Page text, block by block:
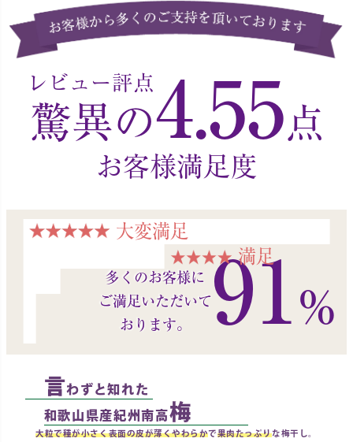
レビュー評点
驚異の4.55 点
お客様満足度
多くのお客様に
ご満足いただいて
おります。
91 %
大変満足
満足
言わずと知れた
和歌山県産紀州南高梅
大粒で種が小さく表面の皮が薄くやわらかで 果肉たっぷりな梅干し。